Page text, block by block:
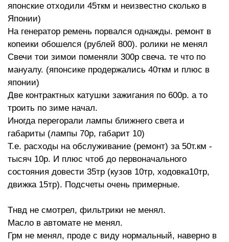
японские отходили 45ткм и неизвестно сколько в
Японии)
На генератор ремень порвался однажды. ремонт в
копеики обошелся (рублей 800). ролики не менял
Свечи тои зимои поменяли 300р свеча. те что по
мануалу. (японсике продержались 40ткм и плюс в
японии)
Две контрактных катушки зажигания по 600р. а то
троить по зиме начал.
Иногда перегорали лампы ближнего света и
габариты (лампы 70р, габарит 10)
Т.е. расходы на обслуживание (ремонт) за 50т.км -
тысяч 10р. И плюс чтоб до первоначального
состояния довести 35тр (кузов 10тр, ходовка10тр,
движка 15тр). Подсчеты очень примерные.
Тнвд не смотрел, фильтрики не менял.
Масло в автомате не менял.
Грм не менял, проде с виду нормальный, наверно в